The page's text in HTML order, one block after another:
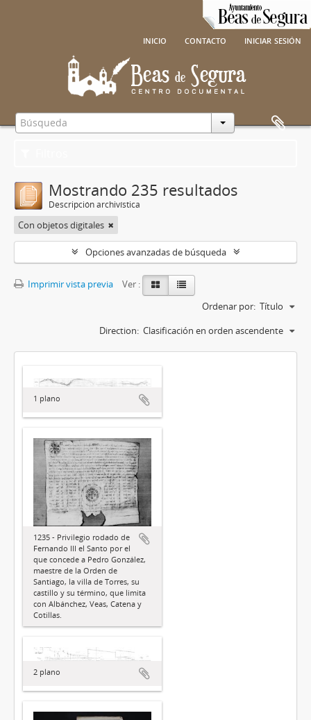
inicio contacto iniciar sesión
Mostrando 235 resultados
Descripción archivística
Con objetos digitales
Opciones avanzadas de búsqueda
Imprimir vista previa
Ver :
Ordenar por: Título
Direction: Clasificación en orden ascendente
1 plano
1235 - Privilegio rodado de
Fernando III el Santo por el
que concede a Pedro González,
maestre de la Orden de
Santiago, la villa de Torres, su
castillo y su término, que limita
con Albánchez, Veas, Catena y
Cotillas.
2 plano